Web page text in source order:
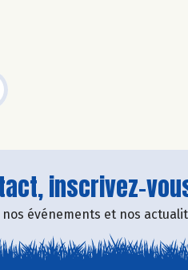
inscrivez-
événements et nos